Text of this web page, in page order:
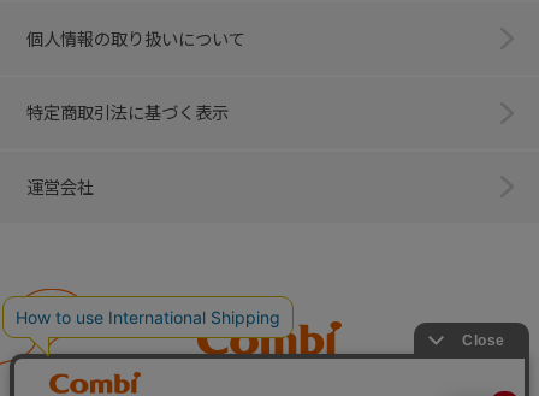
個人情報の取り扱いについて
特定商取引法に基づく表示
運営会社